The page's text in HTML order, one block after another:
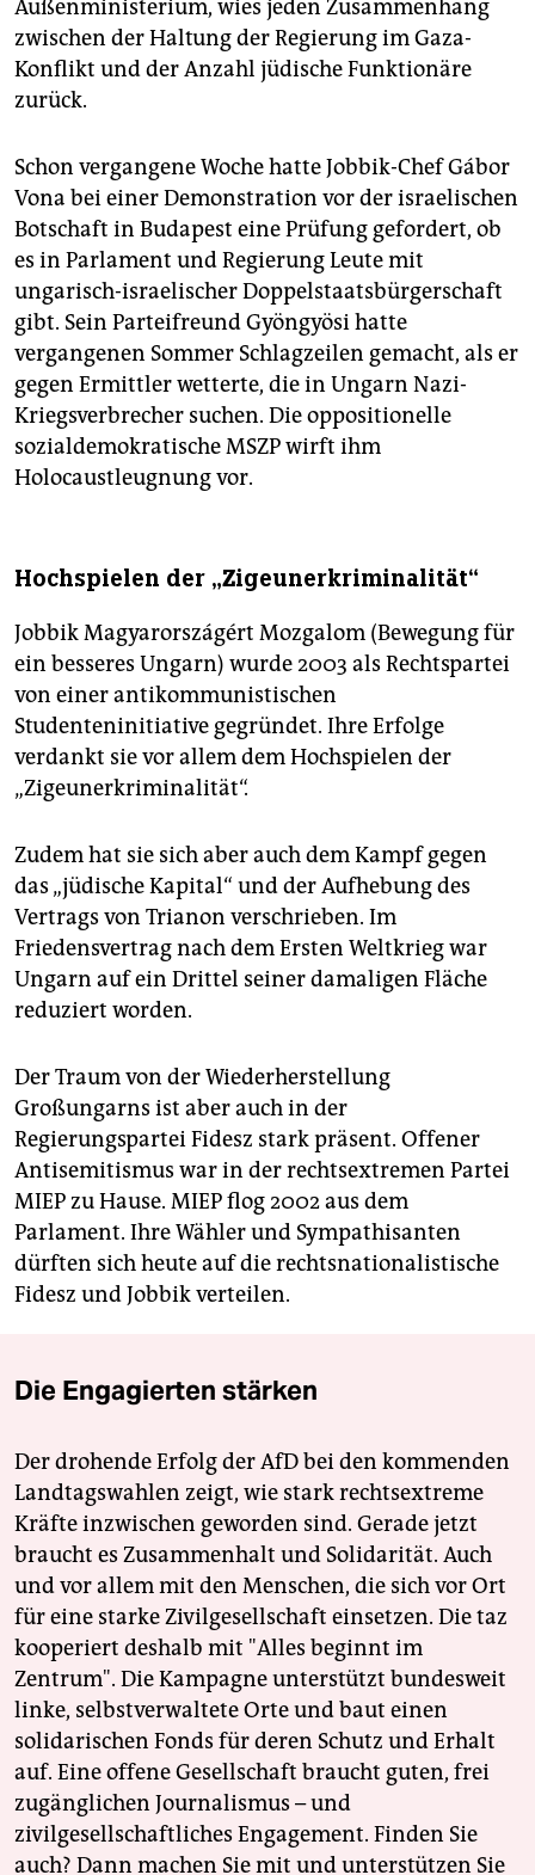
Außenministerium, wies jeden Zusammenhang
zwischen der Haltung der Regierung im Gaza-
Konflikt und der Anzahl jüdische Funktionäre
zurück.
Schon vergangene Woche hatte Jobbik-Chef Gábor
Vona bei einer Demonstration vor der israelischen
Botschaft in Budapest eine Prüfung gefordert, ob
es in Parlament und Regierung Leute mit
ungarisch-israelischer Doppelstaatsbürgerschaft
gibt. Sein Parteifreund Gyöngyösi hatte
vergangenen Sommer Schlagzeilen gemacht, als er
gegen Ermittler wetterte, die in Ungarn Nazi-
Kriegsverbrecher suchen. Die oppositionelle
sozialdemokratische MSZP wirft ihm
Holocaustleugnung vor.
Hochspielen der „Zigeunerkriminalität“
Jobbik Magyarországért Mozgalom (Bewegung für
ein besseres Ungarn) wurde 2003 als Rechtspartei
von einer antikommunistischen
Studenteninitiative gegründet. Ihre Erfolge
verdankt sie vor allem dem Hochspielen der
„Zigeunerkriminalität“.
Zudem hat sie sich aber auch dem Kampf gegen
das „jüdische Kapital“ und der Aufhebung des
Vertrags von Trianon verschrieben. Im
Friedensvertrag nach dem Ersten Weltkrieg war
Ungarn auf ein Drittel seiner damaligen Fläche
reduziert worden.
Der Traum von der Wiederherstellung
Großungarns ist aber auch in der
Regierungspartei Fidesz stark präsent. Offener
Antisemitismus war in der rechtsextremen Partei
MIEP zu Hause. MIEP flog 2002 aus dem
Parlament. Ihre Wähler und Sympathisanten
dürften sich heute auf die rechtsnationalistische
Fidesz und Jobbik verteilen.
Die Engagierten stärken
Der drohende Erfolg der AfD bei den kommenden
Landtagswahlen zeigt, wie stark rechtsextreme
Kräfte inzwischen geworden sind. Gerade jetzt
braucht es Zusammenhalt und Solidarität. Auch
und vor allem mit den Menschen, die sich vor Ort
für eine starke Zivilgesellschaft einsetzen. Die taz
kooperiert deshalb mit "Alles beginnt im
Zentrum". Die Kampagne unterstützt bundesweit
linke, selbstverwaltete Orte und baut einen
solidarischen Fonds für deren Schutz und Erhalt
auf. Eine offene Gesellschaft braucht guten, frei
zugänglichen Journalismus – und
zivilgesellschaftliches Engagement. Finden Sie
auch? Dann machen Sie mit und unterstützen Sie